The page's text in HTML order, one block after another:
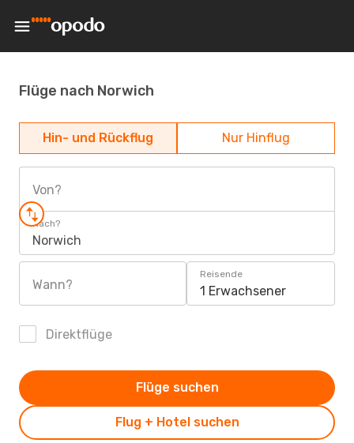
Flüge nach Norwich
Hin- und Rückflug Nur Hinflug
Von?
Nach?
Norwich
Wann?
Reisende
1 Erwachsener
Direktflüge
Flug + Hotel suchen
Flüge suchen